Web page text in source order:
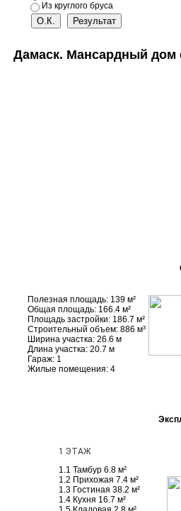
Проекты
Из круглого бруса
Дамаск. Мансардный дом
Полезная площадь: 139 м²
Общая площадь: 166.4 м²
Площадь застройки: 186.7 м²
Строительный объем: 886 м³
Ширина участка: 26.6 м
Длина участка: 20.7 м
Гараж: 1
Жилые помещения: 4
1 ЭТАЖ
1.1 Тамбур 6.8 м²
1.2 Прихожая 7.4 м²
1.3 Гостиная 38.2 м²
1.4 Кухня 16.7 м²